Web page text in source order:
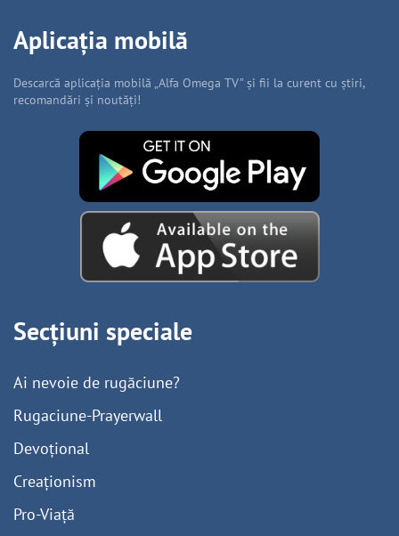
Aplicația mobilă
Descarcă aplicația mobilă „Alfa Omega TV” și fii la curent cu știri,
recomandări și noutăți!
Secțiuni speciale
Ai nevoie de rugăciune?
Rugaciune-Prayerwall
Devoțional
Creaționism
Pro-Viață